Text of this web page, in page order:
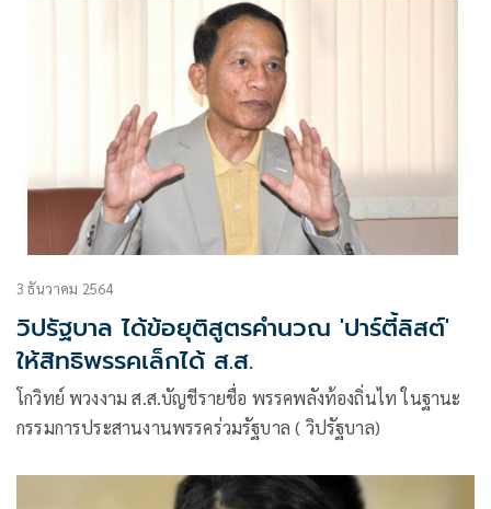
3 ธันวาคม 2564
วิปรัฐบาล ได้ข้อยุติสูตรคำนวณ 'ปาร์ตี้ลิสต์'
ให้สิทธิพรรคเล็กได้ ส.ส.
โกวิทย์ พวงงาม ส.ส.บัญชีรายชื่อ พรรคพลังท้องถิ่นไท ในฐานะ
กรรมการประสานงานพรรคร่วมรัฐบาล ( วิปรัฐบาล)